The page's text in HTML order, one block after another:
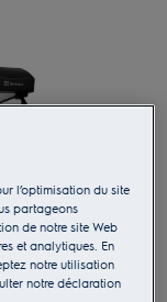
l’optimisation du site
partageons
de notre site Web
et analytiques. En
notre utilisation
notre déclaration